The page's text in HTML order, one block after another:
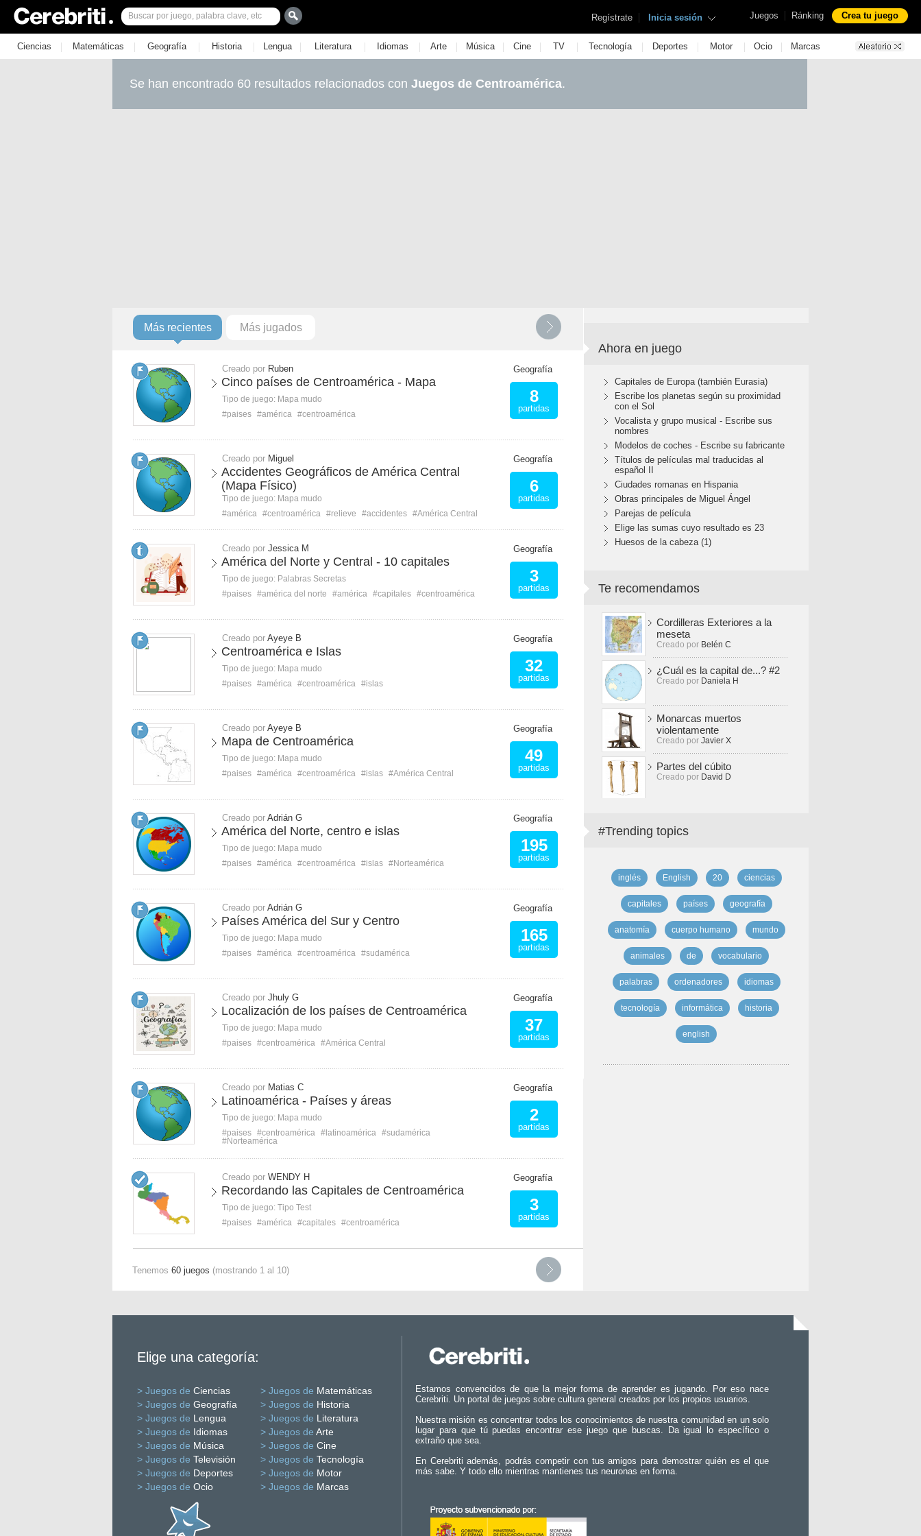
Juegos | Ránking Crea tu juego
Regístrate | Inicia sesión
Ciencias | Matemáticas | Geografía | Historia | Lengua | Literatura | Idiomas | Arte | Música | Cine | TV | Tecnología | Deportes | Motor | Ocio | Marcas
Se han encontrado 60 resultados relacionados con Juegos de Centroamérica.
Más recientes Más jugados
Creado por Ruben
Cinco países de Centroamérica - Mapa
Tipo de juego: Mapa mudo
#paises #américa #centroamérica
Geografía
8
partidas
Creado por Miguel
Accidentes Geográficos de América Central
(Mapa Físico)
Tipo de juego: Mapa mudo
#américa #centroamérica #relieve #accidentes #América Central
Geografía
6
partidas
Creado por Jessica M
América del Norte y Central - 10 capitales
Tipo de juego: Palabras Secretas
#paises #américa del norte #américa #capitales #centroamérica
Geografía
3
partidas
Creado por Ayeye B
Centroamérica e Islas
Tipo de juego: Mapa mudo
#paises #américa #centroamérica #islas
Geografía
32
partidas
Creado por Ayeye B
Mapa de Centroamérica
Tipo de juego: Mapa mudo
#paises #américa #centroamérica #islas #América Central
Geografía
49
partidas
Creado por Adrián G
América del Norte, centro e islas
Tipo de juego: Mapa mudo
#paises #américa #centroamérica #islas #Norteamérica
Geografía
195
partidas
Creado por Adrián G
Países América del Sur y Centro
Tipo de juego: Mapa mudo
#paises #américa #centroamérica #sudamérica
Geografía
165
partidas
Creado por Jhuly G
Localización de los países de Centroamérica
Tipo de juego: Mapa mudo
#paises #centroamérica #América Central
Geografía
37
partidas
Creado por Matias C
Latinoamérica - Países y áreas
Tipo de juego: Mapa mudo
#paises #centroamérica #latinoamérica #sudamérica
#Norteamérica
Geografía
2
partidas
Creado por WENDY H
Recordando las Capitales de Centroamérica
Tipo de juego: Tipo Test
#paises #américa #capitales #centroamérica
Geografía
3
partidas
Tenemos 60 juegos (mostrando 1 al 10)
Ahora en juego
Capitales de Europa (también Eurasia)
Escribe los planetas según su proximidad
con el Sol
Vocalista y grupo musical - Escribe sus
nombres
Modelos de coches - Escribe su fabricante
Títulos de películas mal traducidas al
español II
Ciudades romanas en Hispania
Obras principales de Miguel Ángel
Parejas de película
Elige las sumas cuyo resultado es 23
Huesos de la cabeza (1)
Te recomendamos
Cordilleras Exteriores a la
meseta
Creado por Belén C
¿Cuál es la capital de...? #2
Creado por Daniela H
Monarcas muertos
violentamente
Creado por Javier X
Partes del cúbito
Creado por David D
#Trending topics
inglés English 20 ciencias
capitales países geografía
anatomía cuerpo humano mundo
animales de vocabulario
palabras ordenadores idiomas
tecnología informática historia
english
Elige una categoría:
> Juegos de Ciencias > Juegos de Matemáticas
> Juegos de Geografía > Juegos de Historia
> Juegos de Lengua > Juegos de Literatura
> Juegos de Idiomas > Juegos de Arte
> Juegos de Música > Juegos de Cine
> Juegos de Televisión > Juegos de Tecnología
> Juegos de Deportes > Juegos de Motor
> Juegos de Ocio > Juegos de Marcas
Estamos convencidos de que la mejor forma de aprender es jugando. Por eso nace
Cerebriti. Un portal de juegos sobre cultura general creados por los propios usuarios.
Nuestra misión es concentrar todos los conocimientos de nuestra comunidad en un solo
lugar para que tú puedas encontrar ese juego que buscas. Da igual lo específico o
extraño que sea.
En Cerebriti además, podrás competir con tus amigos para demostrar quién es el que
más sabe. Y todo ello mientras mantienes tus neuronas en forma.